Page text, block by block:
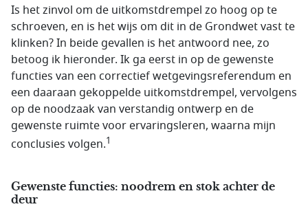
Is het zinvol om de uitkomstdrempel zo hoog op te
schroeven, en is het wijs om dit in de Grondwet vast te
klinken? In beide gevallen is het antwoord nee, zo
betoog ik hieronder. Ik ga eerst in op de gewenste
functies van een correctief wetgevingsreferendum en
een daaraan gekoppelde uitkomstdrempel, vervolgens
op de noodzaak van verstandig ontwerp en de
gewenste ruimte voor ervaringsleren, waarna mijn
conclusies volgen.1
Gewenste functies: noodrem en stok achter de
deur